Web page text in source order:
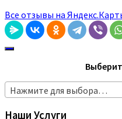
Все отзывы на
Нажмите для выбора…
Наши Услуги